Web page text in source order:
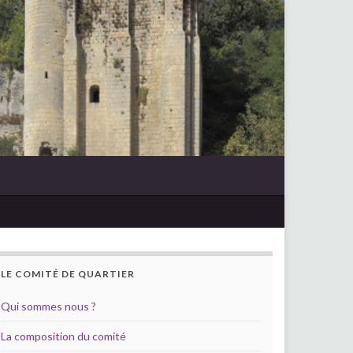
LE COMITÉ DE QUARTIER
Qui sommes nous ?
La composition du comité